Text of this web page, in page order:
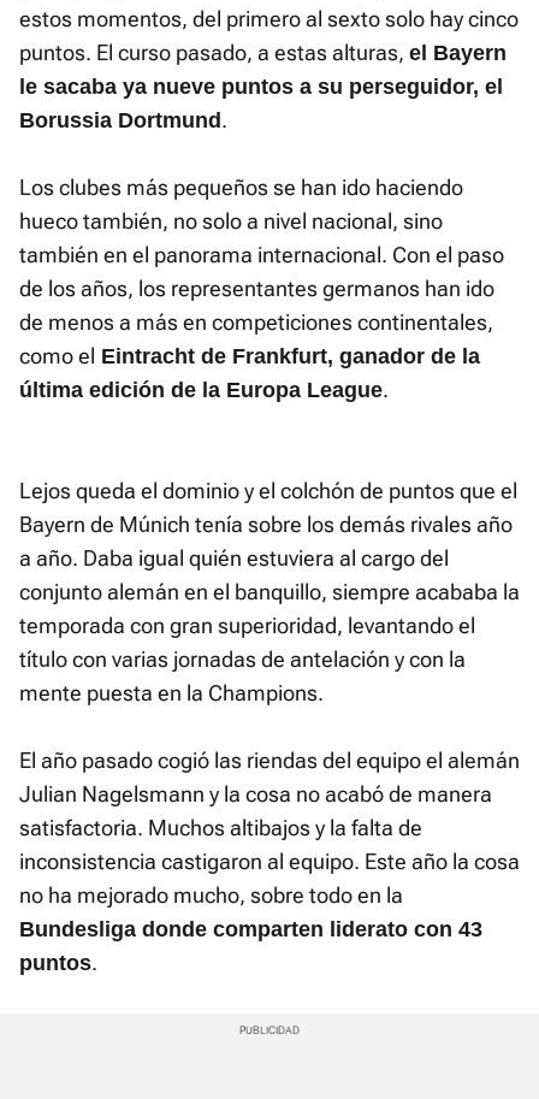
estos momentos, del primero al sexto solo hay cinco
puntos. El curso pasado, a estas alturas, el Bayern
le sacaba ya nueve puntos a su perseguidor, el
Borussia Dortmund .
Los clubes más pequeños se han ido haciendo
hueco también, no solo a nivel nacional, sino
también en el panorama internacional. Con el paso
de los años, los representantes germanos han ido
de menos a más en competiciones continentales,
como el Eintracht de Frankfurt, ganador de la
última edición de la Europa League.
Lejos queda el dominio y el colchón de puntos que el
Bayern de Múnich tenía sobre los demás rivales año
a año. Daba igual quién estuviera al cargo del
conjunto alemán en el banquillo, siempre acababa la
temporada con gran superioridad, levantando el
título con varias jornadas de antelación y con la
mente puesta en la Champions.
El año pasado cogió las riendas del equipo el alemán
Julian Nagelsmann y la cosa no acabó de manera
satisfactoria. Muchos altibajos y la falta de
inconsistencia castigaron al equipo. Este año la cosa
no ha mejorado mucho, sobre todo en la
Bundesliga donde comparten liderato con 43
puntos.